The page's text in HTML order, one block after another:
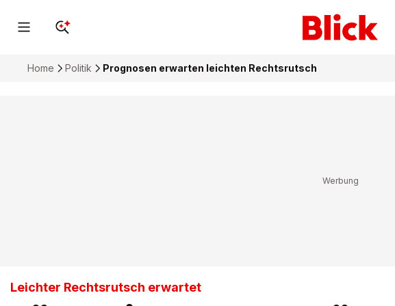
Home Politik Prognosen erwarten leichten Rechtsrutsch
Leichter Rechtsrutsch erwartet